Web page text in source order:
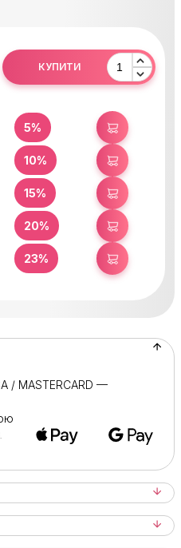
КУПИТИ
5% КУПИТИ
10% КУПИТИ
15% КУПИТИ
20% КУПИТИ
23% КУПИТИ
/ MASTERCARD —